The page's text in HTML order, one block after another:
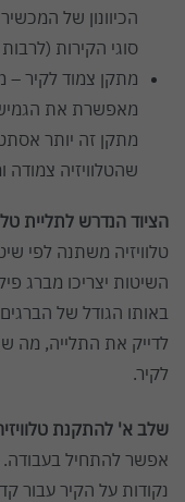
הכיוונון של
סוגי הקירות
מתקן צמוד לקיר –
מאפשרת את
מתקן זה יותר
שהטלוויזיה צמודה
הציוד הנדרש לתליית
טלוויזיה משתנה לפי
השיטות יצריכו מברג
באותו הגודל של
לדייק את התלייה, מה
לקיר.
שלב א' להתקנת
אפשר להתחיל בעבודה.
נקודות על הקיר עבור